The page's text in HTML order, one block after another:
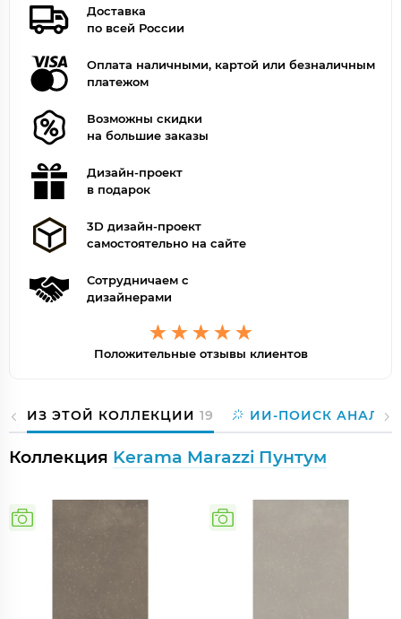
Доставка
по всей России
Оплата наличными, картой или безналичным
платежом
Возможны скидки
на большие заказы
Дизайн-проект
в подарок
3D дизайн-проект
самостоятельно на сайте
Сотрудничаем с
дизайнерами
Положительные отзывы клиентов
ИЗ ЭТОЙ КОЛЛЕКЦИИ 19 ИИ-ПОИСК
Коллекция Kerama Marazzi Пунтум